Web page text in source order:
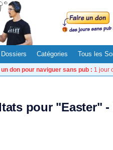
Dossiers Catégories Tous les
don pour naviguer sans pub : 1 jour
pour "Easter"